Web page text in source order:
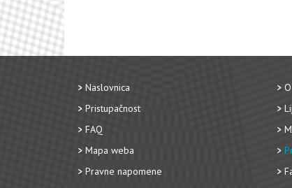
Naslovnica
Pristupačnost
FAQ
Mapa weba
Pravne napomene